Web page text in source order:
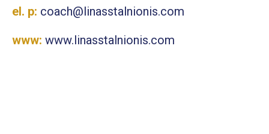
el. p: coach@linasstalnionis.com
www: www.linasstalnionis.com